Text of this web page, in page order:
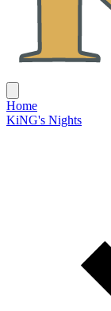
Home
KiNG's Nights